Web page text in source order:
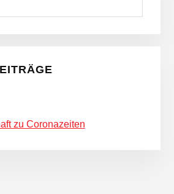
zu Coronazeiten